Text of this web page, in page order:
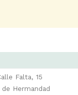
Falta, 15
de Hermandad